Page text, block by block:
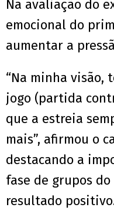
Na avaliação do
emocional do
aumentar a
“Na minha visão,
jogo (partida
que a estreia
mais”, afirmou o
destacando a
fase de grupos
resultado